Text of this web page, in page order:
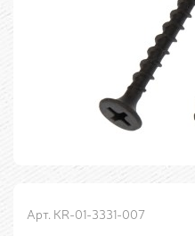
Арт. KR-01-3331-007